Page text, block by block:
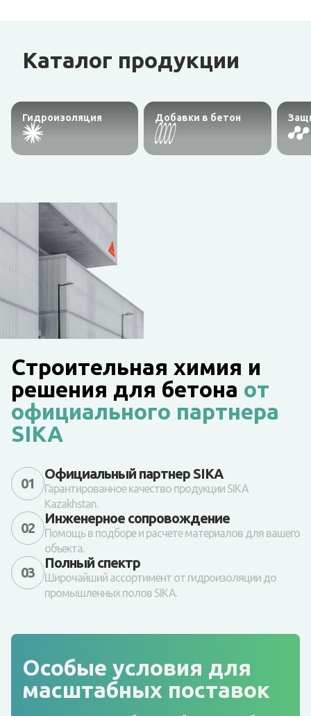
Каталог продукции
Гидроизоляция Добавки в бетон
Строительная химия и
решения для бетона от
официального партнера
SIKA
01
Официальный партнер SIKA
Гарантированное качество продукции SIKA
Kazakhstan.
02
Инженерное сопровождение
Помощь в подборе и расчете материалов для вашего
объекта.
03
Полный спектр
Широчайший ассортимент от гидроизоляции до
промышленных полов SIKA.
Особые условия для
масштабных поставок